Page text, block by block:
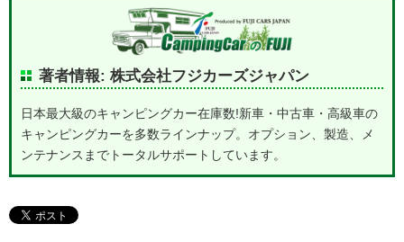
著者情報: 株式会社フジカーズジャパン
日本最大級のキャンピングカー在庫数!新車・中古車・高級車の
キャンピングカーを多数ラインナップ。オプション、製造、メ
ンテナンスまでトータルサポートしています。